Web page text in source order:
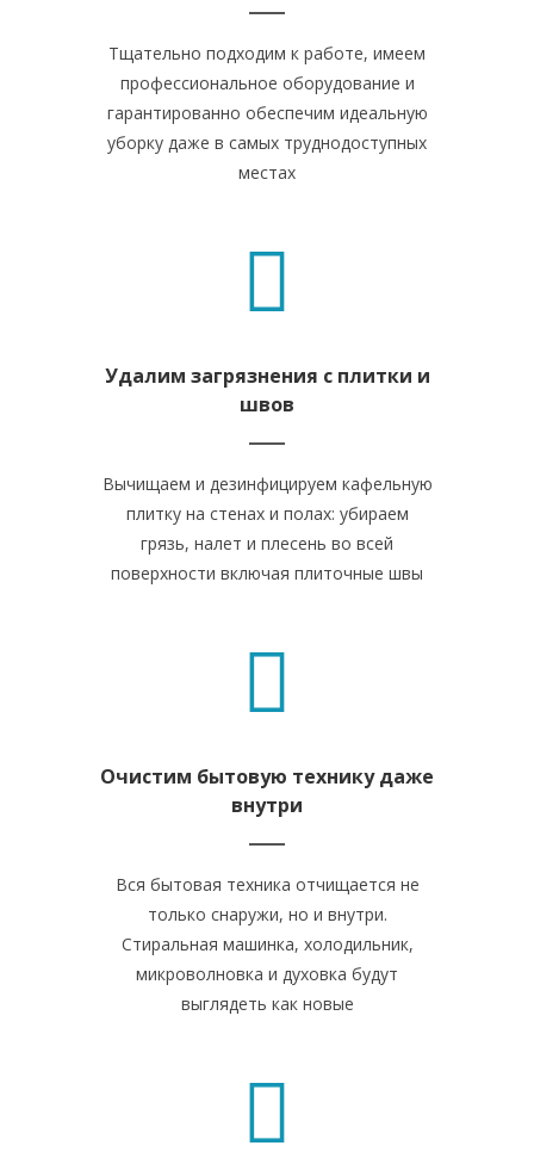
Тщательно подходим к работе, имеем
профессиональное оборудование и
гарантированно обеспечим идеальную
уборку даже в самых труднодоступных
местах
Удалим загрязнения с плитки и
швов
Вычищаем и дезинфицируем кафельную
плитку на стенах и полах: убираем
грязь, налет и плесень во всей
поверхности включая плиточные швы
Очистим бытовую технику даже
внутри
Вся бытовая техника отчищается не
только снаружи, но и внутри.
Стиральная машинка, холодильник,
микроволновка и духовка будут
выглядеть как новые